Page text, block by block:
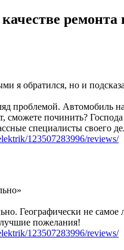
я обратился, но и
проблемой. Автомобиль
сможете починить?
специалисты своего
123507283996/reviews/
Географически не
пожелания!
123507283996/reviews/